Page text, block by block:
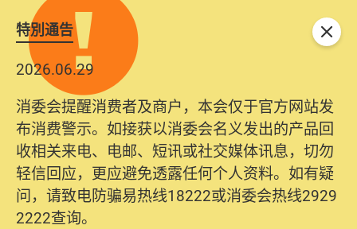
特別通告
2026.06.29
消委会提醒消费者及商户，本会仅于官方网站发
布消费警示。如接获以消委会名义发出的产品回
收相关来电、电邮、短讯或社交媒体讯息，切勿
轻信回应，更应避免透露任何个人资料。如有疑
问，请致电防骗易热线18222或消委会热线2929
2222查询。
关闭